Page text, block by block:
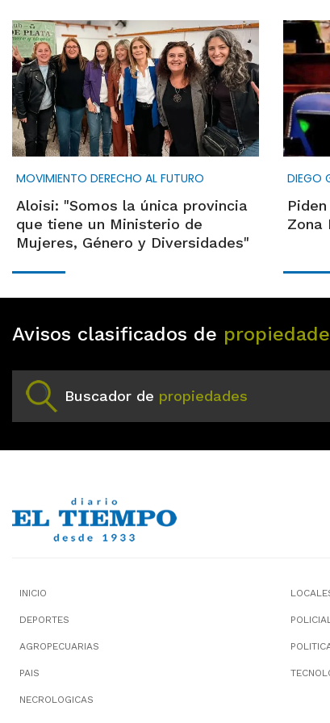
MOVIMIENTO DERECHO AL FUTURO
Aloisi: "Somos la única provincia
que tiene un Ministerio de
Mujeres, Género y Diversidades"
DIEGO
Zona
Avisos clasificados de
Buscador de propiedades
INICIO
DEPORTES
AGROPECUARIAS
PAIS
NECROLOGICAS